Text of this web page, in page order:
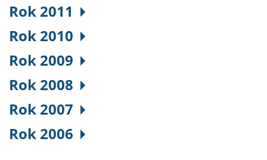
Rok 2011
Rok 2010
Rok 2009
Rok 2008
Rok 2007
Rok 2006